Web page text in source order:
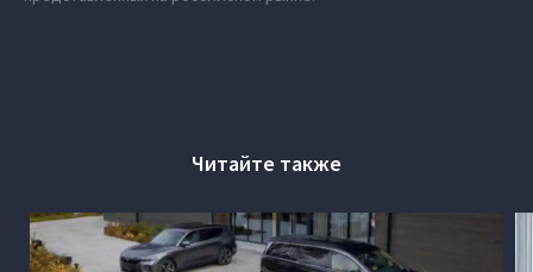
Читайте также